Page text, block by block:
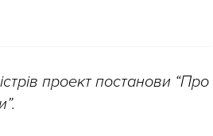
проект постанови “Про